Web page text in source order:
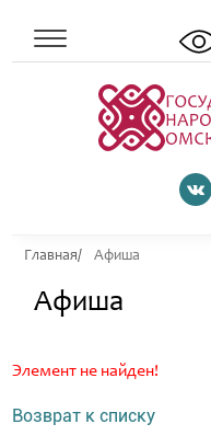
Главная Афиша
Афиша
Элемент не найден!
Возврат к списку